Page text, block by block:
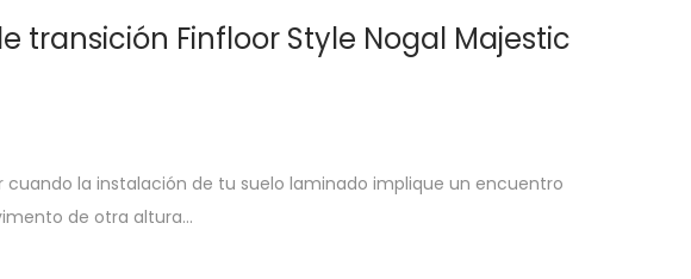
transición Finfloor Style Nogal Majestic
cuando la instalación de tu suelo laminado implique un encuentro
de otra altura…